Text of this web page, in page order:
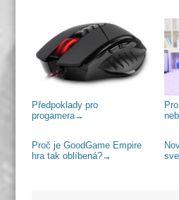
Předpoklady pro
progamera→
Proč je GoodGame Empire
hra tak oblíbená?→